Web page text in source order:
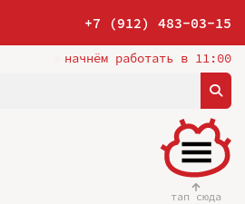
+7 (912) 483-03-15
начнём работать в 11:00
тап сюда